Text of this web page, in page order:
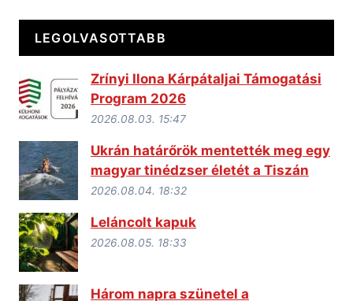
LEGOLVASOTTABB
Zrínyi Ilona Kárpátaljai Támogatási
Program 2026
2026.08.03. 15:47
Ukrán határőrök mentették meg egy
magyar tinédzser életét a Tiszán
2026.08.04. 18:32
Leláncolt kapuk
2026.08.05. 18:33
Három napra szünetel a